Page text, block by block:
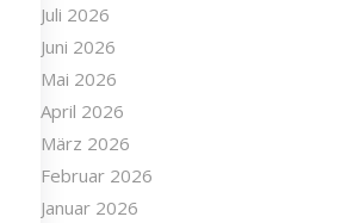
Juli 2026
Juni 2026
Mai 2026
April 2026
März 2026
Februar 2026
Januar 2026